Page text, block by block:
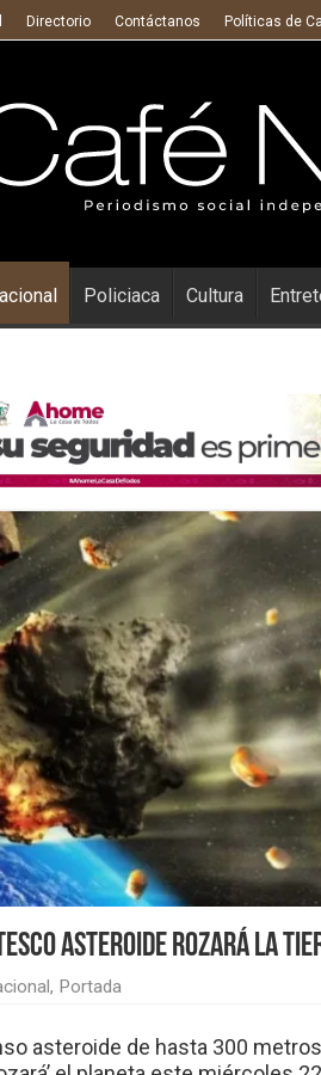
Directorio Contáctanos Políticas de
Policiaca Cultura
asteroide rozará la
, Portada
asteroide de hasta 300